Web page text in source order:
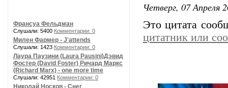
Франсуа Фельдман
Слушали: 5400 Комментарии: 0
Милен Фармер - J'attends
Слушали: 1423 Комментарии: 0
Лаура Паузини (Laura Pausini)Дэвид
Фостер (David Foster) Ричард Маркс
(Richard Marx) - one more time
Слушали: 42951 Комментарии: 0
Николай Носков - Снег
Четверг, 07 Апреля
Это цитата
цитатник или